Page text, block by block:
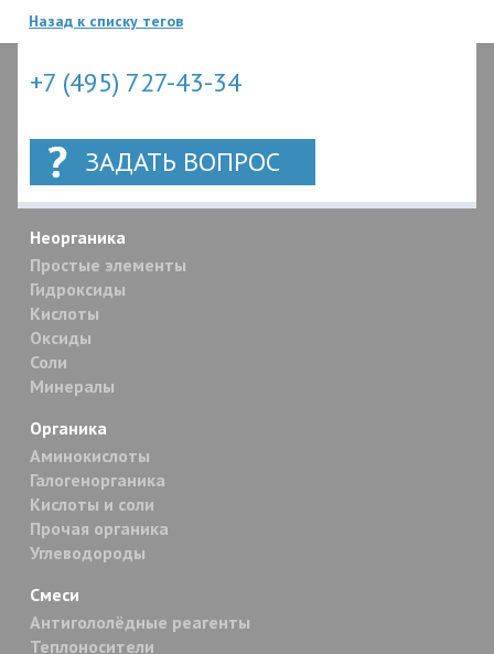
Назад к списку тегов
+7 (495) 727-43-34
ЗАДАТЬ ВОПРОС
Неорганика
Простые элементы
Гидроксиды
Кислоты
Оксиды
Соли
Минералы
Органика
Аминокислоты
Галогенорганика
Кислоты и соли
Прочая органика
Углеводороды
Смеси
Антигололёдные реагенты
Теплоносители